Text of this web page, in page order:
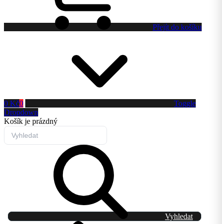
Přejít do košíku
0 Kč0
Toggle
Dropdown
Košík je prázdný
Vyhledat